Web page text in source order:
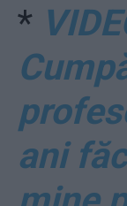
*
ani